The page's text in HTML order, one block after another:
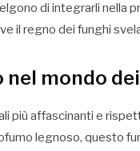
di integrarli nella
il regno dei funghi
nel mondo
più affascinanti e
legnoso, questo